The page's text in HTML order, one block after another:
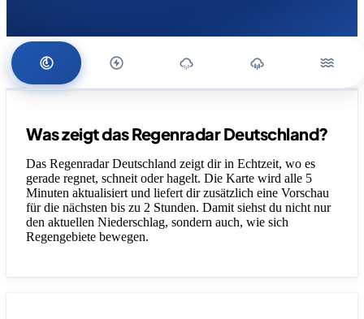
Was zeigt das Regenradar Deutschland?
Das Regenradar Deutschland zeigt dir in Echtzeit, wo es
gerade regnet, schneit oder hagelt. Die Karte wird alle 5
Minuten aktualisiert und liefert dir zusätzlich eine Vorschau
für die nächsten bis zu 2 Stunden. Damit siehst du nicht nur
den aktuellen Niederschlag, sondern auch, wie sich
Regengebiete bewegen.